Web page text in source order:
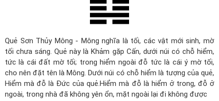
Quẻ Sơn Thủy Mông - Mông nghĩa là tối, các vật mới sinh, mờ
tối chưa sáng. Quẻ này là Khảm gặp Cấn, dưới núi có chỗ hiểm,
tức là cái đất mờ tối; trong hiểm ngoài đỗ tức là cái ý mờ tối,
cho nên đặt tên là Mông. Dưới núi có chỗ hiểm là tượng của quẻ,
Hiểm mà đỗ là Đức của quẻ.Hiểm mà đỗ là hiểm ở trong, đỗ ở
ngoài, trong nhà đã không yên ổn, mặt ngoài lại đi không được